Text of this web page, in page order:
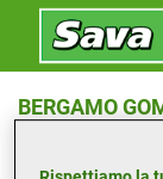
BERGAMO